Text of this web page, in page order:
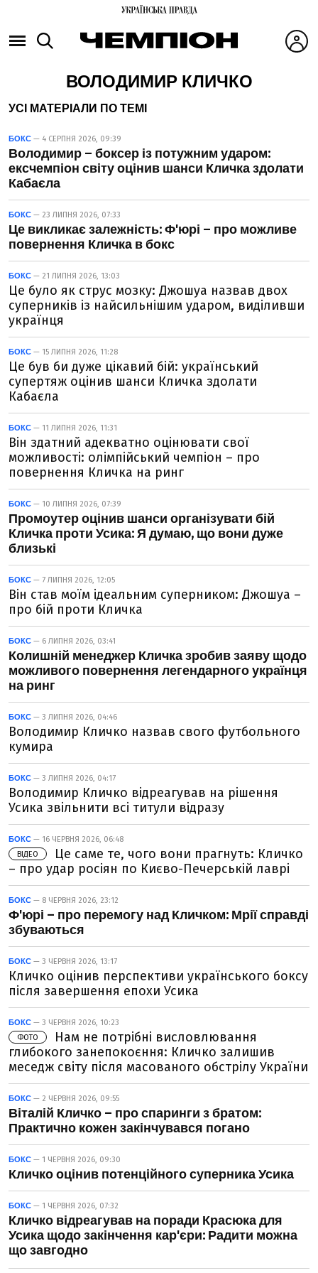
ВОЛОДИМИР КЛИЧКО
УСІ МАТЕРІАЛИ ПО ТЕМІ
БОКС — 4 СЕРПНЯ 2026, 09:39
Володимир – боксер із потужним ударом:
ексчемпіон світу оцінив шанси Кличка здолати
Кабаєла
БОКС — 23 ЛИПНЯ 2026, 07:33
Це викликає залежність: Ф'юрі – про можливе
повернення Кличка в бокс
БОКС — 21 ЛИПНЯ 2026, 13:03
Це було як струс мозку: Джошуа назвав двох
суперників із найсильнішим ударом, виділивши
українця
БОКС — 15 ЛИПНЯ 2026, 11:28
Це був би дуже цікавий бій: український
супертяж оцінив шанси Кличка здолати
Кабаєла
БОКС — 11 ЛИПНЯ 2026, 11:31
Він здатний адекватно оцінювати свої
можливості: олімпійський чемпіон – про
повернення Кличка на ринг
БОКС — 10 ЛИПНЯ 2026, 07:39
Промоутер оцінив шанси організувати бій
Кличка проти Усика: Я думаю, що вони дуже
близькі
БОКС — 7 ЛИПНЯ 2026, 12:05
Він став моїм ідеальним суперником: Джошуа –
про бій проти Кличка
БОКС — 6 ЛИПНЯ 2026, 03:41
Колишній менеджер Кличка зробив заяву щодо
можливого повернення легендарного українця
на ринг
БОКС — 3 ЛИПНЯ 2026, 04:46
Володимир Кличко назвав свого футбольного
кумира
БОКС — 3 ЛИПНЯ 2026, 04:17
Володимир Кличко відреагував на рішення
Усика звільнити всі титули відразу
БОКС — 16 ЧЕРВНЯ 2026, 06:48
ВІДЕО
Це саме те, чого вони прагнуть: Кличко
– про удар росіян по Києво-Печерській лаврі
БОКС — 8 ЧЕРВНЯ 2026, 23:12
Ф'юрі – про перемогу над Кличком: Мрії справді
збуваються
БОКС — 3 ЧЕРВНЯ 2026, 13:17
Кличко оцінив перспективи українського боксу
після завершення епохи Усика
БОКС — 3 ЧЕРВНЯ 2026, 10:23
ФОТО
Нам не потрібні висловлювання
глибокого занепокоєння: Кличко залишив
меседж світу після масованого обстрілу України
БОКС — 2 ЧЕРВНЯ 2026, 09:55
Віталій Кличко – про спаринги з братом:
Практично кожен закінчувався погано
БОКС — 1 ЧЕРВНЯ 2026, 09:30
Кличко оцінив потенційного суперника Усика
БОКС — 1 ЧЕРВНЯ 2026, 07:32
Кличко відреагував на поради Красюка для
Усика щодо закінчення кар'єри: Радити можна
що завгодно